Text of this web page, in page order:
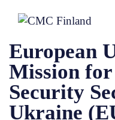
sisältöön
European
Mission
Security
Ukraine